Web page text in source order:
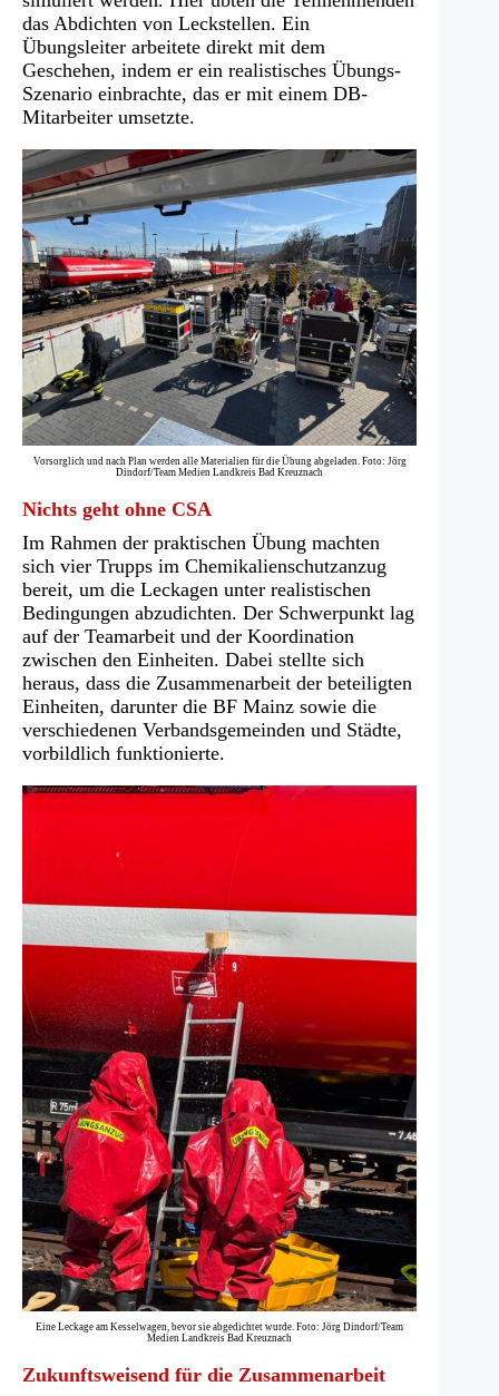
das Abdichten von Leckstellen. Ein
Übungsleiter arbeitete direkt mit dem
Geschehen, indem er ein realistisches Übungs-
Szenario einbrachte, das er mit einem DB-
Mitarbeiter umsetzte.
Vorsorglich und nach Plan werden alle Materialien für die Übung abgeladen. Foto: Jörg
Dindorf/Team Medien Landkreis Bad Kreuznach
Nichts geht ohne CSA
Im Rahmen der praktischen Übung machten
sich vier Trupps im Chemikalienschutzanzug
bereit, um die Leckagen unter realistischen
Bedingungen abzudichten. Der Schwerpunkt lag
auf der Teamarbeit und der Koordination
zwischen den Einheiten. Dabei stellte sich
heraus, dass die Zusammenarbeit der beteiligten
Einheiten, darunter die BF Mainz sowie die
verschiedenen Verbandsgemeinden und Städte,
vorbildlich funktionierte.
Eine Leckage am Kesselwagen, bevor sie abgedichtet wurde. Foto: Jörg Dindorf/Team
Medien Landkreis Bad Kreuznach
Zukunftsweisend für die Zusammenarbeit